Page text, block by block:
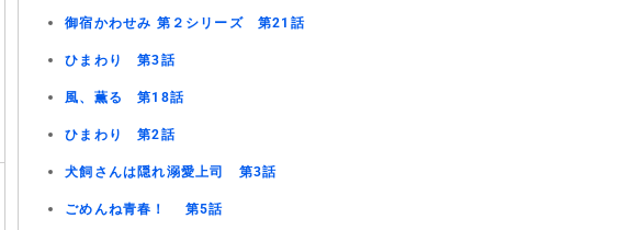
御宿かわせみ 第２シリーズ 第21話
ひまわり 第3話
風、薫る 第18話
ひまわり 第2話
犬飼さんは隠れ溺愛上司 第3話
ごめんね青春！ 第5話